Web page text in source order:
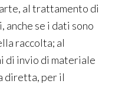
al trattamento di
se i dati sono
raccolta; al
di invio di materiale
diretta, per il